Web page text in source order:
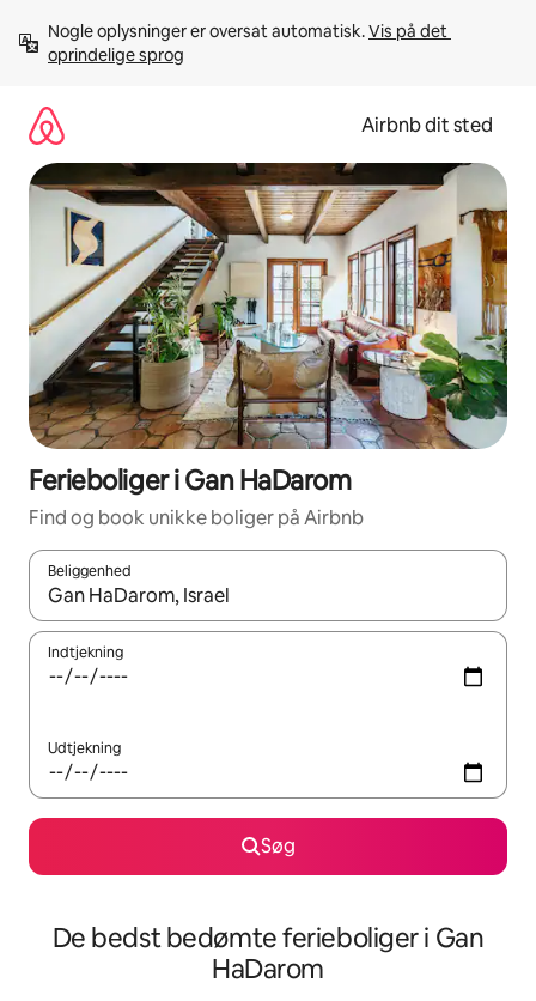
videre
Nogle oplysninger er oversat automatisk. Vis på det
oprindelige sprog
Airbnb dit sted
Ferieboliger i Gan HaDarom
Find og book unikke boliger på Airbnb
Beliggenhed
Når resultaterne er tilgængelige, skal du navigere med
Indtjekning
Udtjekning
Søg
De bedst bedømte ferieboliger i Gan
HaDarom